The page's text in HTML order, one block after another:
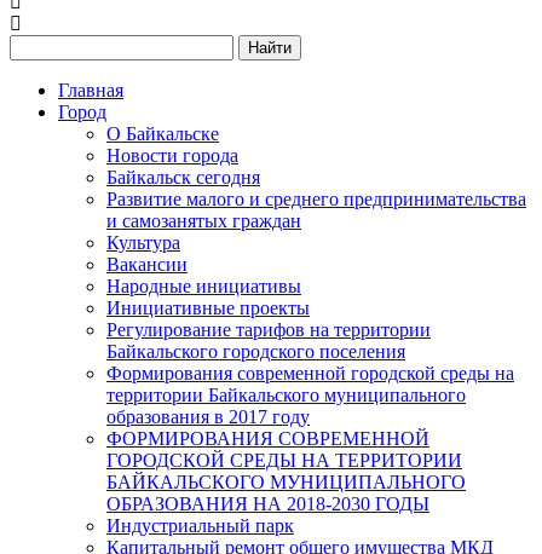
Найти
Главная
Город
О Байкальске
Новости города
Байкальск сегодня
Развитие малого и среднего предпринимательства
и самозанятых граждан
Культура
Вакансии
Народные инициативы
Инициативные проекты
Регулирование тарифов на территории
Байкальского городского поселения
Формирования современной городской среды на
территории Байкальского муниципального
образования в 2017 году
ФОРМИРОВАНИЯ СОВРЕМЕННОЙ
ГОРОДСКОЙ СРЕДЫ НА ТЕРРИТОРИИ
БАЙКАЛЬСКОГО МУНИЦИПАЛЬНОГО
ОБРАЗОВАНИЯ НА 2018-2030 ГОДЫ
Индустриальный парк
Капитальный ремонт общего имущества МКД